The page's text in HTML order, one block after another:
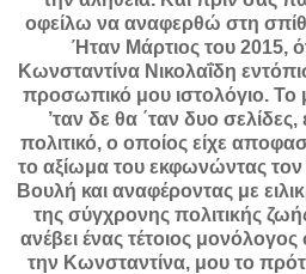
οφείλω να αναφερθώ στη
Ήταν Μάρτιος του 2015,
Κωνσταντίνα Νικολαΐδη
προσωπικό μου ιστολόγιο. Το
’ταν δε θα ΄ταν δυο σελίδες,
πολιτικό, ο οποίος είχε
το αξίωμα του εκφωνώντας τον
Βουλή και αναφέροντας με
της σύγχρονης πολιτικής
ανέβει ένας τέτοιος
την Κωνσταντίνα, μου το